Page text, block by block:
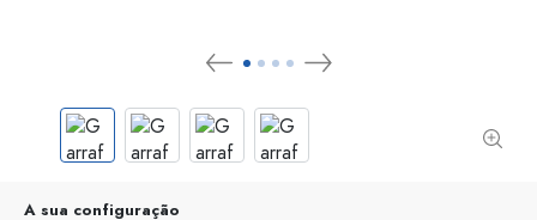
A sua configuração